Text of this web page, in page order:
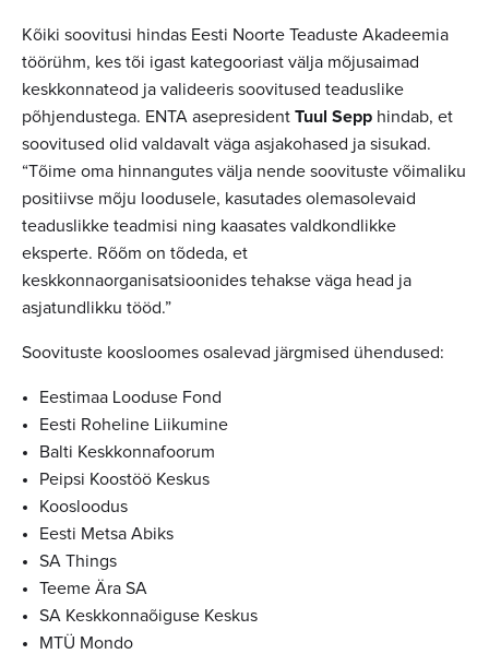
Kõiki soovitusi hindas Eesti Noorte Teaduste Akadeemia
töörühm, kes tõi igast kategooriast välja mõjusaimad
keskkonnateod ja valideeris soovitused teaduslike
põhjendustega. ENTA asepresident Tuul Sepp hindab, et
soovitused olid valdavalt väga asjakohased ja sisukad.
“Tõime oma hinnangutes välja nende soovituste võimaliku
positiivse mõju loodusele, kasutades olemasolevaid
teaduslikke teadmisi ning kaasates valdkondlikke
eksperte. Rõõm on tõdeda, et
keskkonnaorganisatsioonides tehakse väga head ja
asjatundlikku tööd.”
Soovituste koosloomes osalevad järgmised ühendused:
Eestimaa Looduse Fond
Eesti Roheline Liikumine
Balti Keskkonnafoorum
Peipsi Koostöö Keskus
Koosloodus
Eesti Metsa Abiks
SA Things
Teeme Ära SA
SA Keskkonnaõiguse Keskus
MTÜ Mondo